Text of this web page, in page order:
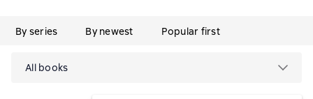
By series By newest Popular first
All books